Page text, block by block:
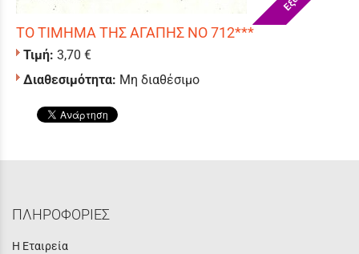
ΤΟ ΤΙΜΗΜΑ ΤΗΣ ΑΓΑΠΗΣ ΝΟ 712***
Τιμή: 3,70 €
Διαθεσιμότητα: Μη διαθέσιμο
ΠΛΗΡΟΦΟΡΙΕΣ
Η Εταιρεία